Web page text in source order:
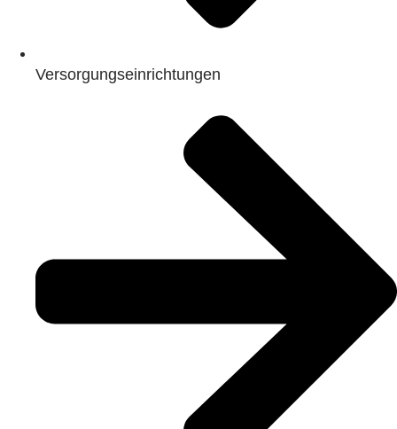
Versorgungseinrichtungen